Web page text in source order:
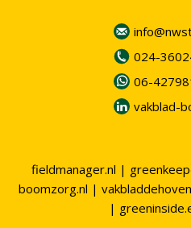
024-
06-
vakblad-
fieldmanager.nl |
boomzorg.nl |
|